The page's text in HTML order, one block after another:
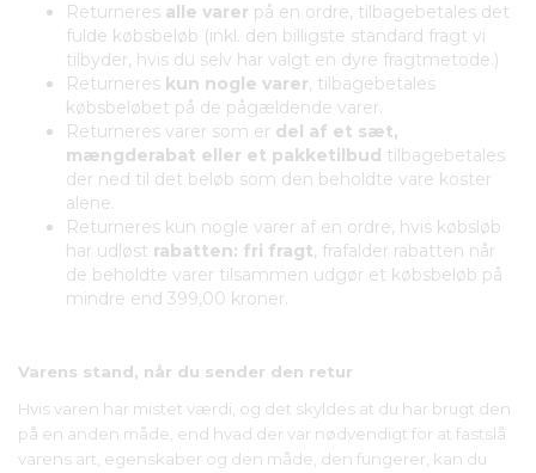
Returneres alle varer på en ordre, tilbagebetales det
fulde købsbeløb (inkl. den billigste standard fragt vi
tilbyder, hvis du selv har valgt en dyre fragtmetode.)
Returneres kun nogle varer, tilbagebetales
købsbeløbet på de pågældende varer.
Returneres varer som er del af et sæt,
mængderabat eller et pakketilbud tilbagebetales
der ned til det beløb som den beholdte vare koster
alene.
Returneres kun nogle varer af en ordre, hvis købsløb
har udløst rabatten: fri fragt, frafalder rabatten når
de beholdte varer tilsammen udgør et købsbeløb på
mindre end 399,00 kroner.
Varens stand, når du sender den retur
Hvis varen har mistet værdi, og det skyldes at du har brugt den
på en anden måde, end hvad der var nødvendigt for at fastslå
varens art, egenskaber og den måde, den fungerer, kan du